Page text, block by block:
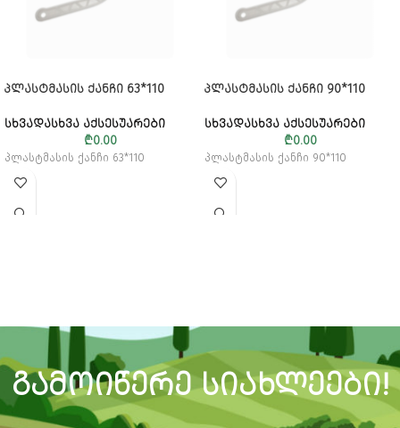
ᲞᲚᲐᲡᲢᲛᲐᲡᲘᲡ ᲥᲐᲜᲩᲘ 63*110
ᲡᲮᲕᲐᲓᲐᲡᲮᲕᲐ ᲐᲥᲡᲔᲡᲣᲐᲠᲔᲑᲘ
₾0.00
პლასტმასის ქანჩი 63*110
ᲞᲚᲐᲡᲢᲛᲐᲡᲘᲡ ᲥᲐᲜᲩᲘ 90*110
ᲡᲮᲕᲐᲓᲐᲡᲮᲕᲐ ᲐᲥᲡᲔᲡᲣᲐᲠᲔᲑᲘ
₾0.00
პლასტმასის ქანჩი 90*110
ᲒᲐᲛᲝᲘᲬᲔᲠᲔ ᲡᲘᲐᲮᲚᲔᲔᲑᲘ!